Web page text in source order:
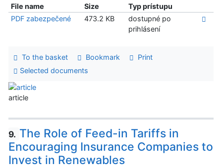
File name
Size
Typ prístupu
PDF zabezpečené
473.2 KB
dostupné po
prihlásení
To the basket Bookmark
Print
Selected documents
article
9. The Role of Feed-in Tariffs in
Encouraging Insurance Companies to
Invest in Renewables